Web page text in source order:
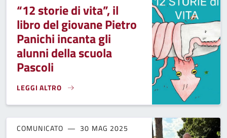
“12 storie di vita”, il
libro del giovane Pietro
Panichi incanta gli
alunni della scuola
Pascoli
LEGGI ALTRO
“12 STORIE DI VITA”, IL LIBRO DEL GIOVANE PIETRO
COMUNICATO 30 MAG 2025